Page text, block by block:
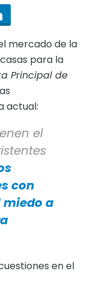
mercado de la
para la
Principal de
actual:
el
con
miedo a
en el